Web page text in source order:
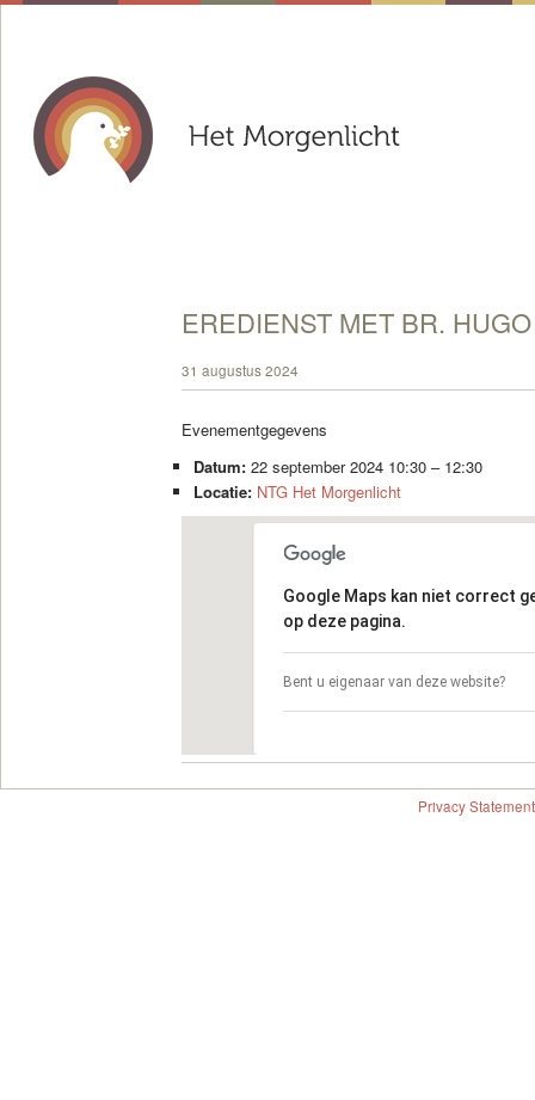
EREDIENST MET BR.
31 augustus 2024
Evenementgegevens
Datum: 22 september 2024 10:30– 12:30
Locatie: NTG Het Morgenlicht
Google Maps kan niet correct
op deze pagina.
Bent u eigenaar van deze website?
Privacy Statement